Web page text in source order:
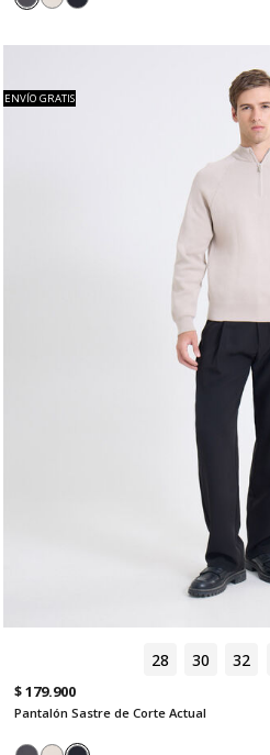
28 30 32
ENVÍO GRATIS
$ 179.900
Pantalón Sastre de Corte Actual